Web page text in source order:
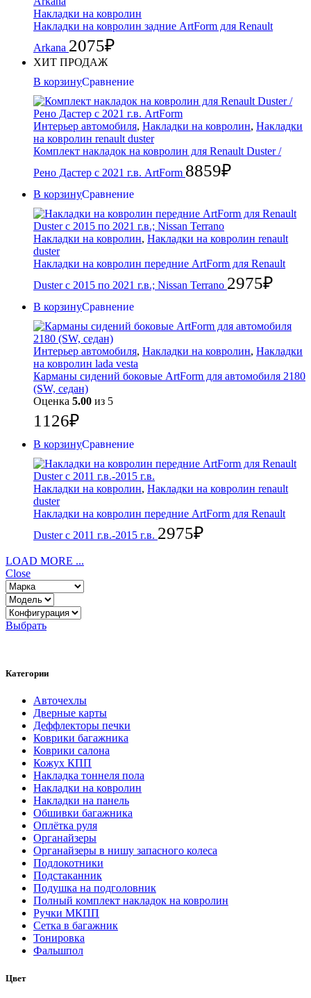
Накладки на ковролин
Накладки на ковролин задние ArtForm для Renault
Arkana 2075₽
ХИТ ПРОДАЖ
В корзинуСравнение
Интерьер автомобиля, Накладки на ковролин, Накладки
на ковролин renault duster
Комплект накладок на ковролин для Renault Duster /
Рено Дастер с 2021 г.в. ArtForm 8859₽
В корзинуСравнение
Накладки на ковролин, Накладки на ковролин renault
duster
Накладки на ковролин передние ArtForm для Renault
Duster с 2015 по 2021 г.в.; Nissan Terrano 2975₽
В корзинуСравнение
Интерьер автомобиля, Накладки на ковролин, Накладки
на ковролин lada vesta
Карманы сидений боковые ArtForm для автомобиля 2180
(SW, седан)
Оценка 5.00 из 5
1126₽
В корзинуСравнение
Накладки на ковролин, Накладки на ковролин renault
duster
Накладки на ковролин передние ArtForm для Renault
Duster с 2011 г.в.-2015 г.в. 2975₽
LOAD MORE ...
Close
Выбрать
Категории
Авточехлы
Дверные карты
Деффлекторы печки
Коврики багажника
Коврики салона
Кожух КПП
Накладка тоннеля пола
Накладки на ковролин
Накладки на панель
Обшивки багажника
Оплётка руля
Органайзеры
Органайзеры в нишу запасного колеса
Подлокотники
Подстаканник
Подушка на подголовник
Полный комплект накладок на ковролин
Ручки МКПП
Сетка в багажник
Тонировка
Фальшпол
Цвет